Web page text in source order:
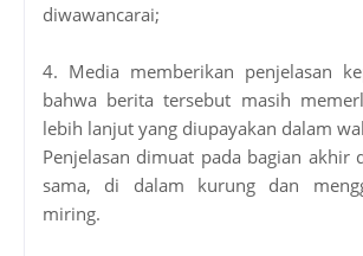
diwawancarai;
4. Media memberikan penjelasan
bahwa berita tersebut masih
lebih lanjut yang diupayakan dalam
Penjelasan dimuat pada bagian akhir
sama, di dalam kurung dan
miring.